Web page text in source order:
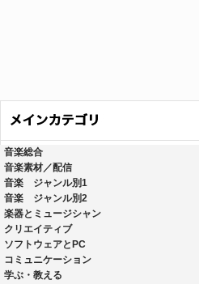
音楽総合
音楽素材／配信
音楽 ジャンル別1
音楽 ジャンル別2
楽器とミュージシャン
クリエイティブ
ソフトウェアとPC
コミュニケーション
学ぶ・教える